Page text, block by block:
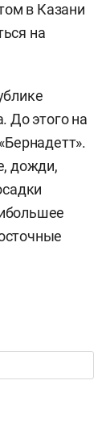
в Казани
на
До этого на
дожди,